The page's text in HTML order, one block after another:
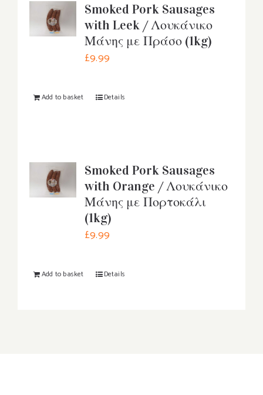
Smoked Pork Sausages
with Leek / Λουκάνικο
Μάνης με Πράσο (1kg)
£9.99
Add to basket Details
Smoked Pork Sausages
with Orange / Λουκάνικο
Μάνης με Πορτοκάλι
(1kg)
£9.99
Add to basket Details